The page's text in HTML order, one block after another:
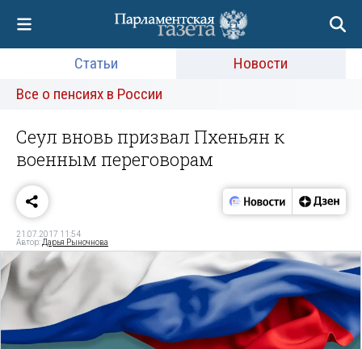
Статьи
Новости
Все о пенсиях в России
Сеул вновь призвал Пхеньян к
военным переговорам
21.07.2017 11:54
Автор: Дарья Рыночнова